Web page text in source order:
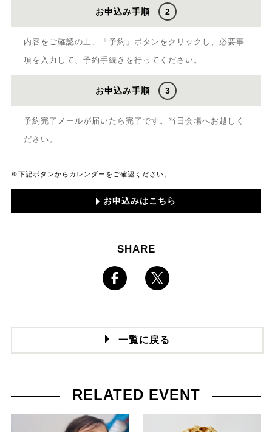
お申込み手順 2
内容をご確認の上、「予約」ボタンをクリックし、必要事
項を入力して、予約手続きを行ってください。
お申込み手順 3
予約完了メールが届いたら完了です。当日会場へお越しく
ださい。
※下記ボタンからカレンダーをご確認ください。
お申込みはこちら
SHARE
一覧に戻る
RELATED EVENT